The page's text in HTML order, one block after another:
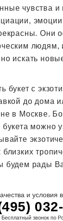
чувства
эмоции
Они
людям,
искать
букет с
до дома
в Москве.
можно
будем рады
и условия
Бесплатный звонок по